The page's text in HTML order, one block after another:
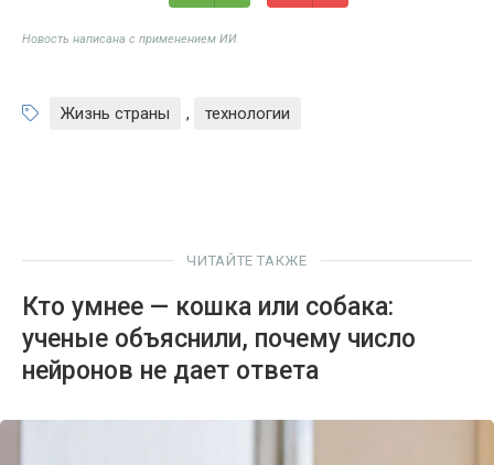
Новость написана с применением ИИ
Жизнь страны , технологии
ЧИТАЙТЕ ТАКЖЕ
Кто умнее — кошка или собака:
ученые объяснили, почему число
нейронов не дает ответа